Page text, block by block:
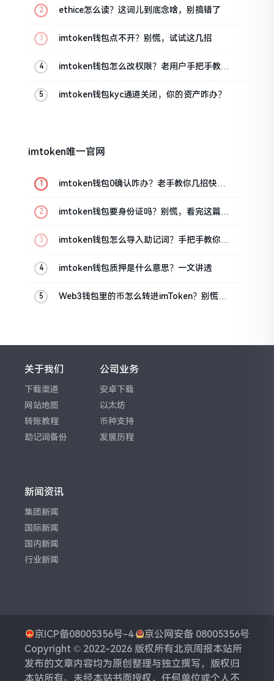
ethice怎么读？这词儿到底念啥，别搞错了
imtoken钱包点不开？别慌，试试这几招
imtoken钱包怎么改权限？老用户手把手教你
imtoken钱包kyc通道关闭，你的资产咋办？
imtoken唯一官网
imtoken钱包0确认咋办？老手教你几招快速
imtoken钱包要身份证吗？别慌，看完这篇就
imtoken钱包怎么导入助记词？手把手教你找
imtoken钱包质押是什么意思？一文讲透
Web3钱包里的币怎么转进imToken？别慌，
关于我们
下载渠道
网站地图
转账教程
助记词备份
公司业务
安卓下载
以太坊
币种支持
发展历程
新闻资讯
集团新闻
国际新闻
国内新闻
行业新闻
京ICP备08005356号-4
京公网安备 08005356号
Copyright © 2022-2026 版权所有北京周报本站所
发布的文章内容均为原创整理与独立撰写，版权归
本站所有。未经本站书面授权，任何单位或个人不